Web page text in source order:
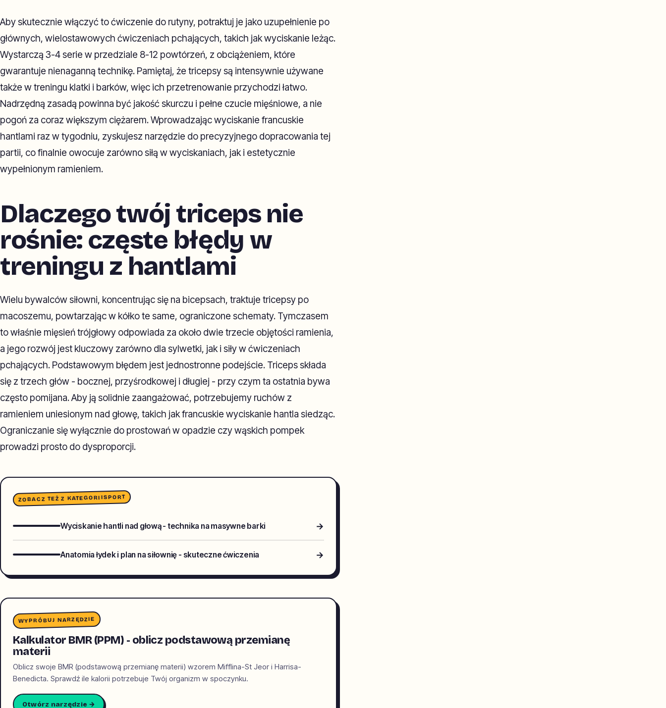
Aby skutecznie włączyć to ćwiczenie do rutyny, potraktuj je jako uzupełnienie po
głównych, wielostawowych ćwiczeniach pchających, takich jak wyciskanie leżąc.
Wystarczą 3-4 serie w przedziale 8-12 powtórzeń, z obciążeniem, które
gwarantuje nienaganną technikę. Pamiętaj, że tricepsy są intensywnie używane
także w treningu klatki i barków, więc ich przetrenowanie przychodzi łatwo.
Nadrzędną zasadą powinna być jakość skurczu i pełne czucie mięśniowe, a nie
pogoń za coraz większym ciężarem. Wprowadzając wyciskanie francuskie
hantlami raz w tygodniu, zyskujesz narzędzie do precyzyjnego dopracowania tej
partii, co finalnie owocuje zarówno siłą w wyciskaniach, jak i estetycznie
wypełnionym ramieniem.
Dlaczego twój triceps nie
rośnie: częste błędy w
treningu z hantlami
Wielu bywalców siłowni, koncentrując się na bicepsach, traktuje tricepsy po
macoszemu, powtarzając w kółko te same, ograniczone schematy. Tymczasem
to właśnie mięsień trójgłowy odpowiada za około dwie trzecie objętości ramienia,
a jego rozwój jest kluczowy zarówno dla sylwetki, jak i siły w ćwiczeniach
pchających. Podstawowym błędem jest jednostronne podejście. Triceps składa
się z trzech głów - bocznej, przyśrodkowej i długiej - przy czym ta ostatnia bywa
często pomijana. Aby ją solidnie zaangażować, potrzebujemy ruchów z
ramieniem uniesionym nad głowę, takich jak francuskie wyciskanie hantla siedząc.
Ograniczanie się wyłącznie do prostowań w opadzie czy wąskich pompek
prowadzi prosto do dysproporcji.
ZOBACZ TEŻ Z KATEGORIISPORT
Wyciskanie hantli nad głową - technika na masywne barki →
Anatomia łydek i plan na siłownię - skuteczne ćwiczenia →
WYPRÓBUJ NARZĘDZIE
Kalkulator BMR (PPM) - oblicz podstawową przemianę
materii
Oblicz swoje BMR (podstawową przemianę materii) wzorem Mifflina-St Jeor i Harrisa-
Benedicta. Sprawdź ile kalorii potrzebuje Twój organizm w spoczynku.
Otwórz narzędzie →